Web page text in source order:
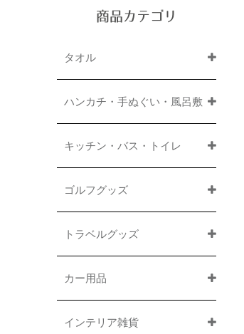
商品カテゴリ
タオル
ハンカチ・手ぬぐい・風呂敷
キッチン・バス・トイレ
ゴルフグッズ
トラベルグッズ
カー用品
インテリア雑貨